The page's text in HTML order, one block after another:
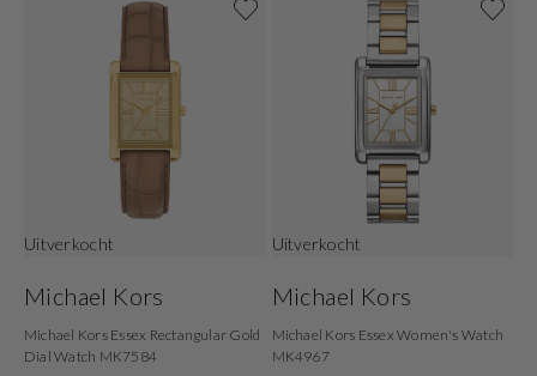
Uitverkocht
Michael Kors
Michael Kors Essex Rectangular Gold
Dial Watch MK7584
Uitverkocht
Michael Kors
Michael Kors Essex Women's Watch
MK4967